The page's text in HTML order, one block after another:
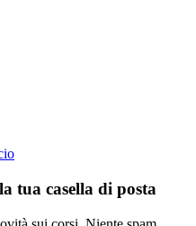
tua casella di posta